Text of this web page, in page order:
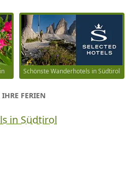
Schönste Wanderhotels in Südtirol
FERIEN
in Südtirol